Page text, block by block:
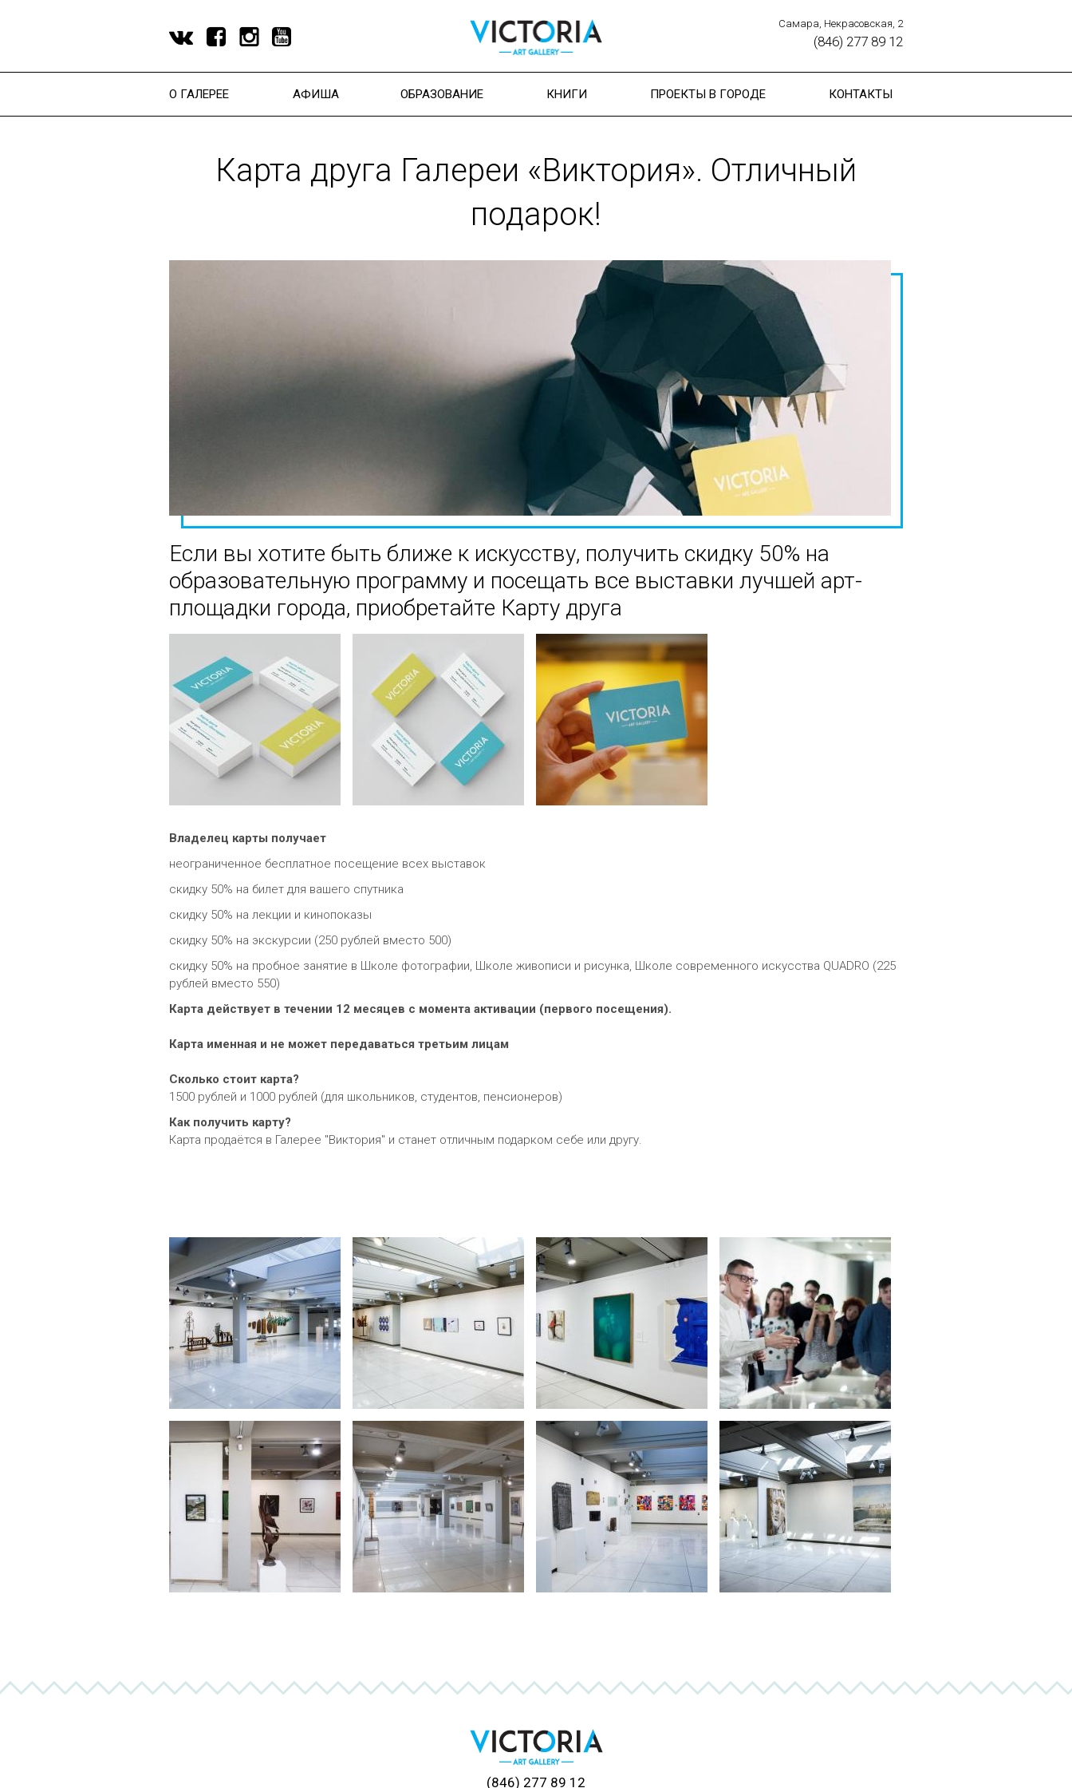
Самара, Некрасовская, 2
(846) 277 89 12
О ГАЛЕРЕЕ АФИША ОБРАЗОВАНИЕ КНИГИ ПРОЕКТЫ В ГОРОДЕ КОНТАКТЫ
Карта друга Галереи «Виктория». Отличный
подарок!
Если вы хотите быть ближе к искусству, получить скидку 50% на
образовательную программу и посещать все выставки лучшей арт-
площадки города, приобретайте Карту друга
Владелец карты получает
неограниченное бесплатное посещение всех выставок
скидку 50% на билет для вашего спутника
скидку 50% на лекции и кинопоказы
скидку 50% на экскурсии (250 рублей вместо 500)
скидку 50% на пробное занятие в Школе фотографии, Школе живописи и рисунка, Школе современного искусства QUADRO (225
рублей вместо 550)
Карта действует в течении 12 месяцев с момента активации (первого посещения).
Карта именная и не может передаваться третьим лицам
Сколько стоит карта?
1500 рублей и 1000 рублей (для школьников, студентов, пенсионеров)
Как получить карту?
Карта продаётся в Галерее "Виктория" и станет отличным подарком себе или другу.
(846) 277 89 12